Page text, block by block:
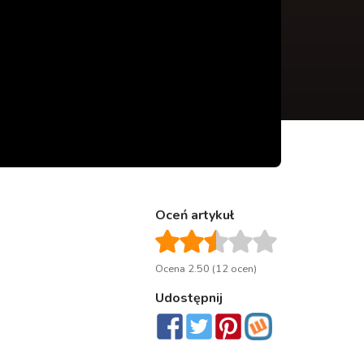
Oceń artykuł
Ocena 2.50 (12 ocen)
Udostępnij